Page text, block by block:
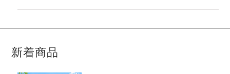
新着商品